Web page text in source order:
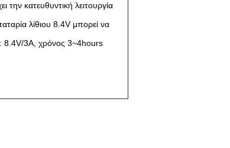
κατευθυντική λειτουργία
λίθιου 8.4V μπορεί να
8.4V/3A, χρόνος 3~4hours